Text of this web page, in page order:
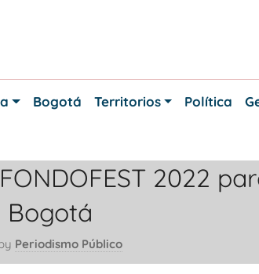
Bogotá Territorios Política
2022
Bogotá
Periodismo Público